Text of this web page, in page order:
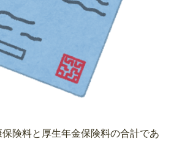
険料と厚生年金保険料の合計であ